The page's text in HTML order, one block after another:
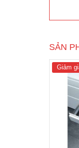
SẢN
Giảm